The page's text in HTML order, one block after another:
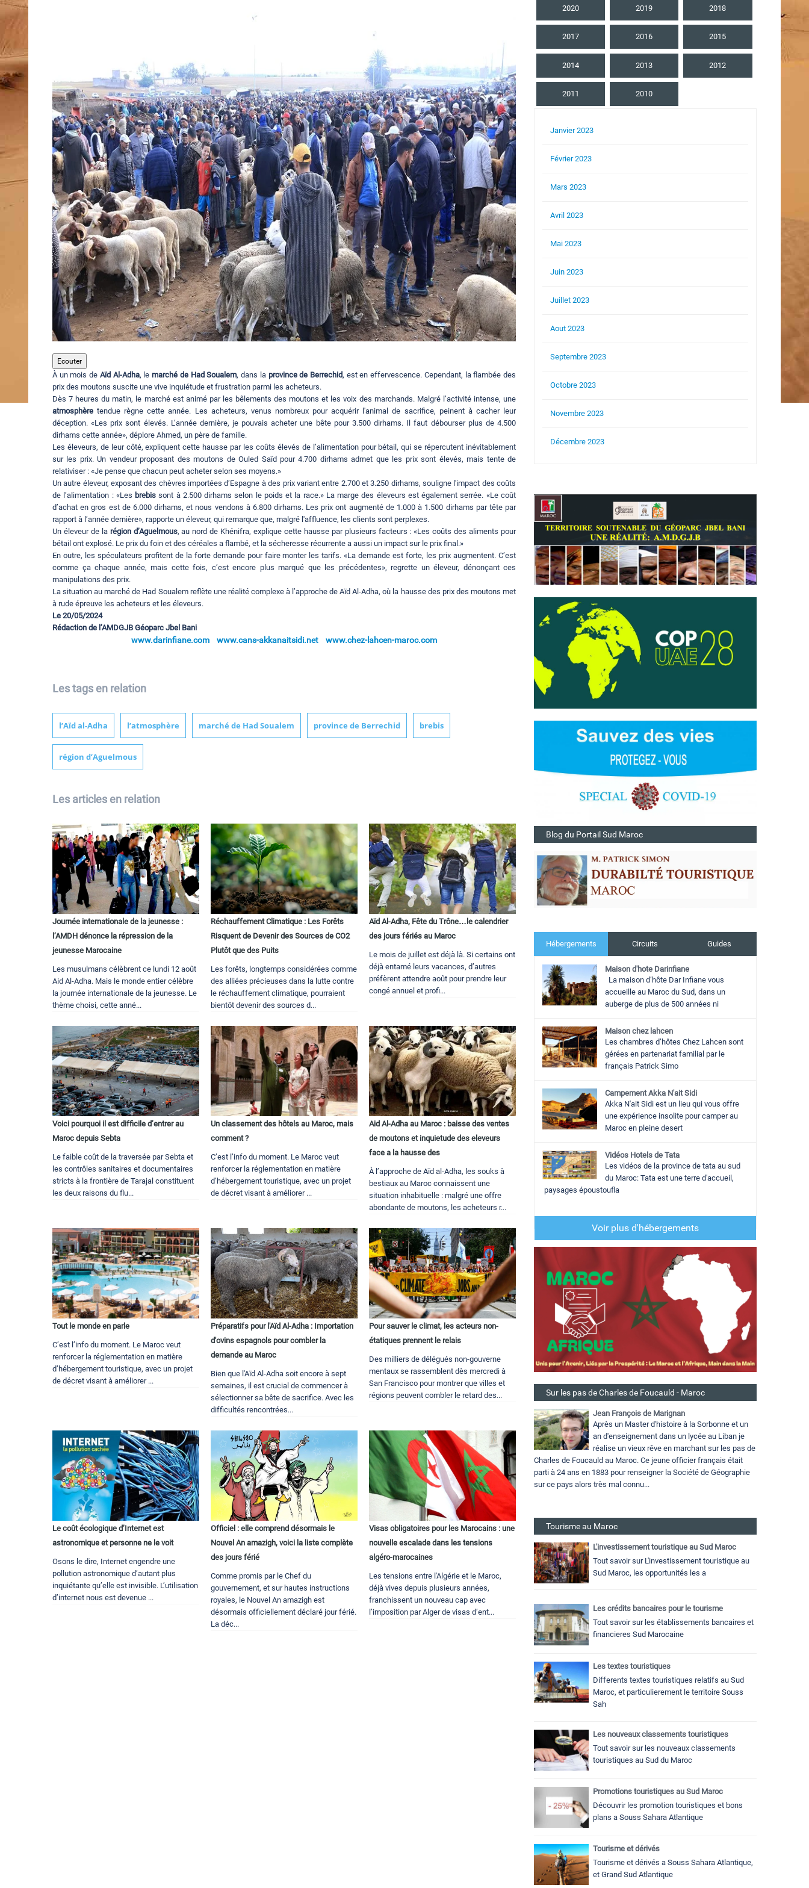
Ecouter
À un mois de Aïd Al-Adha, lemarché de Had Soualem, dans la province de Berrechid, est en effervescence. Cependant, la flambée des
prix des moutons suscite une vive inquiétude et frustration parmi les acheteurs.
Dès 7 heures du matin, le marché est animé par les bêlements des moutons et les voix des marchands. Malgré l’activité intense, une
atmosphère tendue règne cette année. Les acheteurs, venus nombreux pour acquérir l'animal de sacrifice, peinent à cacher leur
déception. «Les prix sont élevés. L’année dernière, je pouvais acheter une bête pour 3.500 dirhams. Il faut débourser plus de 4.500
dirhams cette année», déplore Ahmed, un père de famille.
Les éleveurs, de leur côté, expliquent cette hausse par les coûts élevés de l’alimentation pour bétail, qui se répercutent inévitablement
sur les prix. Un vendeur proposant des moutons de Ouled Saïd pour 4.700 dirhams admet que les prix sont élevés, mais tente de
relativiser : «Je pense que chacun peut acheter selon ses moyens.»
Un autre éleveur, exposant des chèvres importées d’Espagne à des prix variant entre 2.700 et 3.250 dirhams, souligne l'impact des coûts
de l’alimentation : «Les brebis sont à 2.500 dirhams selon le poids et la race.» La marge des éleveurs est également serrée. «Le coût
d’achat en gros est de 6.000 dirhams, et nous vendons à 6.800 dirhams. Les prix ont augmenté de 1.000 à 1.500 dirhams par tête par
rapport à l’année dernière», rapporte un éleveur, qui remarque que, malgré l'affluence, les clients sont perplexes.
Un éleveur de la région d’Aguelmous, au nord de Khénifra, explique cette hausse par plusieurs facteurs : «Les coûts des aliments pour
bétail ont explosé. Le prix du foin et des céréales a flambé, et la sécheresse récurrente a aussi un impact sur le prix final.»
En outre, les spéculateurs profitent de la forte demande pour faire monter les tarifs. «La demande est forte, les prix augmentent. C’est
comme ça chaque année, mais cette fois, c’est encore plus marqué que les précédentes», regrette un éleveur, dénonçant ces
manipulations des prix.
La situation au marché de Had Soualem reflète une réalité complexe à l’approche de Aïd Al-Adha, où la hausse des prix des moutons met
à rude épreuve les acheteurs et les éleveurs.
Le 20/05/2024
Rédaction de l’AMDGJB Géoparc Jbel Bani
www.darinfiane.com www.cans-akkanaitsidi.net www.chez-lahcen-maroc.com
Les tags en relation
l’Aïd al-Adha l’atmosphère marché de Had Soualem province de Berrechid brebis
région d’Aguelmous
Les articles en relation
Journée internationale de la jeunesse :
l’AMDH dénonce la répression de la
jeunesse Marocaine
Les musulmans célèbrent ce lundi 12 août
Aid Al-Adha. Mais le monde entier célèbre
la journée internationale de la jeunesse. Le
thème choisi, cette anné...
Réchauffement Climatique : Les Forêts
Risquent de Devenir des Sources de CO2
Plutôt que des Puits
Les forêts, longtemps considérées comme
des alliées précieuses dans la lutte contre
le réchauffement climatique, pourraient
bientôt devenir des sources d...
Aïd Al-Adha, Fête du Trône…le calendrier
des jours fériés au Maroc
Le mois de juillet est déjà là. Si certains ont
déjà entamé leurs vacances, d’autres
préfèrent attendre août pour prendre leur
congé annuel et profi...
Voici pourquoi il est difficile d’entrer au
Maroc depuis Sebta
Le faible coût de la traversée par Sebta et
les contrôles sanitaires et documentaires
stricts à la frontière de Tarajal constituent
les deux raisons du flu...
Un classement des hôtels au Maroc, mais
comment ?
C’est l’info du moment. Le Maroc veut
renforcer la réglementation en matière
d’hébergement touristique, avec un projet
de décret visant à améliorer ...
Aid Al-Adha au Maroc : baisse des ventes
de moutons et inquietude des eleveurs
face a la hausse des
À l’approche de Aïd al-Adha, les souks à
bestiaux au Maroc connaissent une
situation inhabituelle : malgré une offre
abondante de moutons, les acheteurs r...
Tout le monde en parle
C’est l’info du moment. Le Maroc veut
renforcer la réglementation en matière
d’hébergement touristique, avec un projet
de décret visant à améliorer ...
Préparatifs pour l'Aïd Al-Adha : Importation
d'ovins espagnols pour combler la
demande au Maroc
Bien que l'Aïd Al-Adha soit encore à sept
semaines, il est crucial de commencer à
sélectionner sa bête de sacrifice. Avec les
difficultés rencontrées...
Pour sauver le climat, les acteurs non-
étatiques prennent le relais
Des milliers de délégués non-gouverne
mentaux se rassemblent dès mercredi à
San Francisco pour montrer que villes et
régions peuvent combler le retard des...
Le coût écologique d’Internet est
astronomique et personne ne le voit
Osons le dire, Internet engendre une
pollution astronomique d’autant plus
inquiétante qu’elle est invisible. L’utilisation
d’internet nous est devenue ...
Officiel : elle comprend désormais le
Nouvel An amazigh, voici la liste complète
des jours férié
Comme promis par le Chef du
gouvernement, et sur hautes instructions
royales, le Nouvel An amazigh est
désormais officiellement déclaré jour férié.
La déc...
Visas obligatoires pour les Marocains : une
nouvelle escalade dans les tensions
algéro-marocaines
Les tensions entre l'Algérie et le Maroc,
déjà vives depuis plusieurs années,
franchissent un nouveau cap avec
l’imposition par Alger de visas d’ent...
2020 2019 2018
2017 2016 2015
2014 2013 2012
2011 2010
Janvier 2023
Février 2023
Mars 2023
Avril 2023
Mai 2023
Juin 2023
Juillet 2023
Aout 2023
Septembre 2023
Octobre 2023
Novembre 2023
Décembre 2023
Blog du Portail Sud Maroc
Hébergements Circuits Guides
Maison d'hote Darinfiane
La maison d’hôte Dar Infiane vous
accueille au Maroc du Sud, dans un
auberge de plus de 500 années ni
Maison chez lahcen
Les chambres d’hôtes Chez Lahcen sont
gérées en partenariat familial par le
français Patrick Simo
Campement Akka N'ait Sidi
Akka N'ait Sidi est un lieu qui vous offre
une expérience insolite pour camper au
Maroc en pleine desert
Vidéos Hotels de Tata
Les vidéos de la province de tata au sud
du Maroc: Tata est une terre d'accueil,
paysages époustoufla
Voir plus d'hébergements
Sur les pas de Charles de Foucauld - Maroc
Jean François de Marignan
Après un Master d'histoire à la Sorbonne et un
an d'enseignement dans un lycée au Liban je
réalise un vieux rêve en marchant sur les pas de
Charles de Foucauld au Maroc. Ce jeune officier français était
parti à 24 ans en 1883 pour renseigner la Société de Géographie
sur ce pays alors très mal connu...
Tourisme au Maroc
L'investissement touristique au Sud Maroc
Tout savoir sur L'investissement touristique au
Sud Maroc, les opportunités les a
Les crédits bancaires pour le tourisme
Tout savoir sur les établissements bancaires et
financieres Sud Marocaine
Les textes touristiques
Differents textes touristiques relatifs au Sud
Maroc, et particulierement le territoire Souss
Sah
Les nouveaux classements touristiques
Tout savoir sur les nouveaux classements
touristiques au Sud du Maroc
Promotions touristiques au Sud Maroc
Découvrir les promotion touristiques et bons
plans a Souss Sahara Atlantique
Tourisme et dérivés
Tourisme et dérivés a Souss Sahara Atlantique,
et Grand Sud Atlantique